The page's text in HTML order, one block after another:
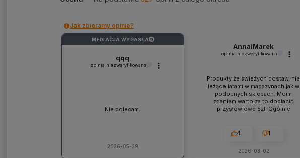
Jak zbieramy opinie?
MEDIACJA WYGASŁA ?
qqq
opinia niezweryfikowana
Nie polecam.
2026-05-29
AnnaiMarek
opinia niezweryfikowana
Produkty że świeżych dostaw, nie
leżące latami w magazynach jak w
podobnych sklepach. Moim
zdaniem warto za to dopłacić
przysłowiowe 5zł. Ogólnie
jakieś problemy zawsze można
liczyć na szybką pomoc czy
Polecam z czystym sumieniem!
4 1
2026-03-02